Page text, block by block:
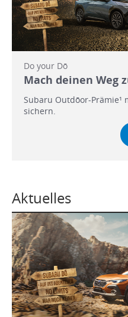
Do your Dō
Mach deinen Weg
Subaru Outdōor-Prämie¹
sichern.
Aktuelles